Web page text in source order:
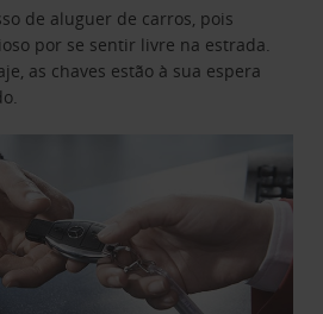
de aluguer de carros, pois
por se sentir livre na estrada.
as chaves estão à sua espera